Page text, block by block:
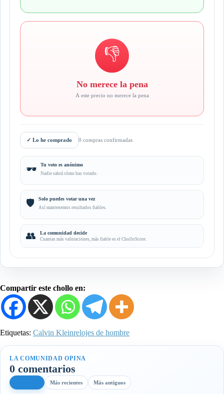
👎
No merece la pena
A este precio no merece la pena
✓ Lo he comprado 0 compras confirmadas
🕶️ Tu voto es anónimo
Nadie sabrá cómo has votado.
🛡️ Solo puedes votar una vez
Así mantenemos resultados fiables.
👥 La comunidad decide
Cuantas más valoraciones, más fiable es el CholloScore.
Compartir este chollo en:
Etiquetas: Calvin Kleinrelojes de hombre
LA COMUNIDAD OPINA
0 comentarios
Más recientes Más antiguos